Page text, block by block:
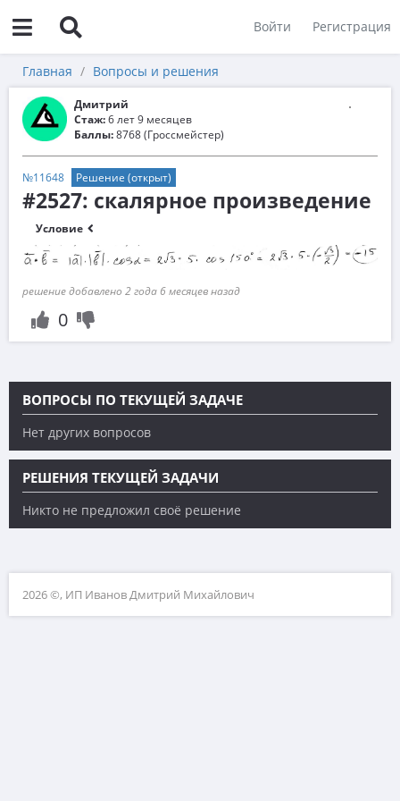
Войти Регистрация
Главная Вопросы и решения
Дмитрий
Стаж:6 лет 9 месяцев
Баллы:8768 (Гроссмейстер)
№11648 Решение (открыт)
#2527: скалярное произведение
Условие
решение добавлено 2 года 6 месяцев назад
0
ВОПРОСЫ ПО ТЕКУЩЕЙ ЗАДАЧЕ
Нет других вопросов
РЕШЕНИЯ ТЕКУЩЕЙ ЗАДАЧИ
Никто не предложил своё решение
2026 ©, ИП Иванов Дмитрий Михайлович